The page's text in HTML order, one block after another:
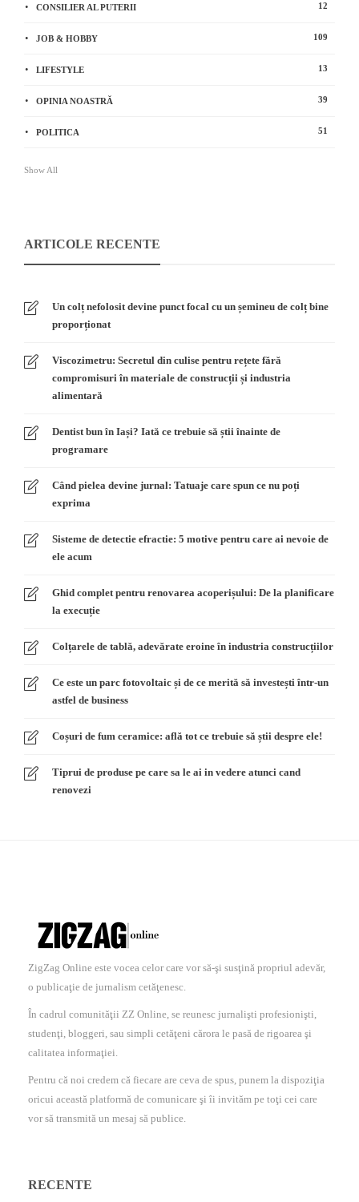
CONSILIER AL PUTERII 12
JOB & HOBBY 109
LIFESTYLE 13
OPINIA NOASTRĂ 39
POLITICA 51
Show All
ARTICOLE RECENTE
Un colț nefolosit devine punct focal cu un șemineu de colț bine
proporționat
Viscozimetru: Secretul din culise pentru rețete fără
compromisuri în materiale de construcții și industria
alimentară
Dentist bun în Iași? Iată ce trebuie să știi înainte de
programare
Când pielea devine jurnal: Tatuaje care spun ce nu poți
exprima
Sisteme de detectie efractie: 5 motive pentru care ai nevoie de
ele acum
Ghid complet pentru renovarea acoperișului: De la planificare
la execuție
Colțarele de tablă, adevărate eroine în industria construcțiilor
Ce este un parc fotovoltaic și de ce merită să investești într-un
astfel de business
Coșuri de fum ceramice: află tot ce trebuie să știi despre ele!
Tiprui de produse pe care sa le ai in vedere atunci cand
renovezi
ZigZag Online este vocea celor care vor să-şi susţină propriul adevăr,
o publicaţie de jurnalism cetăţenesc.
În cadrul comunităţii ZZ Online, se reunesc jurnalişti profesionişti,
studenţi, bloggeri, sau simpli cetăţeni cărora le pasă de rigoarea şi
calitatea informaţiei.
Pentru că noi credem că fiecare are ceva de spus, punem la dispoziţia
oricui această platformă de comunicare şi îi invităm pe toţi cei care
vor să transmită un mesaj să publice.
RECENTE